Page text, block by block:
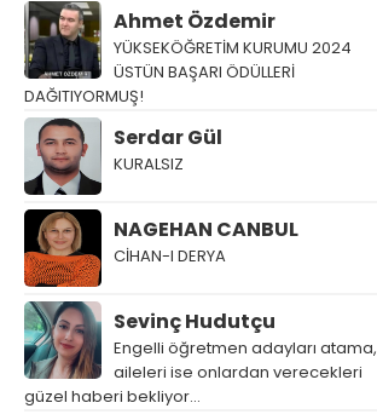
Ahmet Özdemir
YÜKSEKÖĞRETİM KURUMU 2024
ÜSTÜN BAŞARI ÖDÜLLERİ
DAĞITIYORMUŞ!
Serdar Gül
KURALSIZ
NAGEHAN CANBUL
CİHAN-I DERYA
Sevinç Hudutçu
Engelli öğretmen adayları atama,
aileleri ise onlardan verecekleri
güzel haberi bekliyor...